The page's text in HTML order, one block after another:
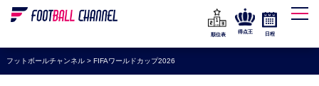
WEリーグ
海外サッカー
プレミアリーグ
順位表
得点王 日程
フットボールチャンネル> FIFAワールドカップ2026